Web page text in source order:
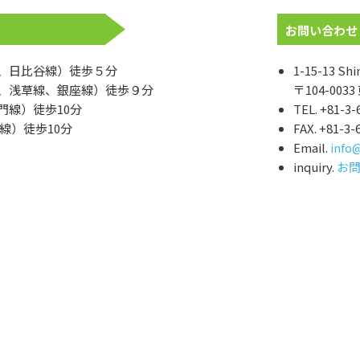
日比谷線）徒歩５分
浅草線、銀座線）徒歩９分
線）徒歩10分
）徒歩10分
お問い合わせ
1-15-13
〒104-
TEL. +81-
FAX. +81-
Email.
inquiry. お